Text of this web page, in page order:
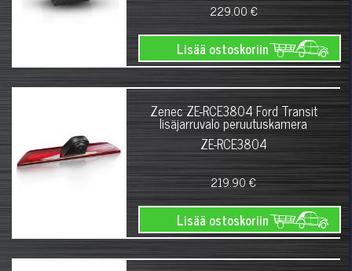
229.00 €
Lisää ostoskoriin
Zenec ZE-RCE3804 Ford Transit
lisäjarruvalo peruutuskamera
ZE-RCE3804
219.90 €
Lisää ostoskoriin